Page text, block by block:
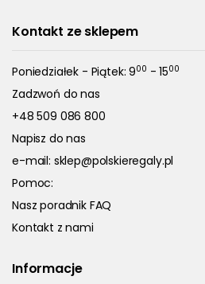
Kontakt ze sklepem
Poniedziałek - Piątek: 900 - 1500
Zadzwoń do nas
+48 509 086 800
Napisz do nas
e-mail: sklep@polskieregaly.pl
Pomoc:
Nasz poradnik FAQ
Kontakt z nami
Informacje